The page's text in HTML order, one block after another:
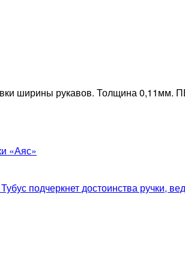
ширины рукавов. Толщина 0,11мм.
подчеркнет достоинства ручки,